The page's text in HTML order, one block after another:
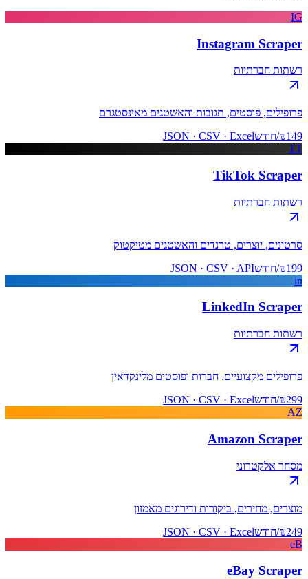
IG
Instagram Scraper
רשתות חברתיות
פרופילים, פוסטים, תגובות והאשטגים מאינסטגרם
₪149/חודש
JSON · CSV · Excel
TT
TikTok Scraper
רשתות חברתיות
סרטונים, יוצרים, טרנדים והאשטגים מטיקטוק
₪199/חודש
JSON · CSV · API
in
LinkedIn Scraper
רשתות חברתיות
פרופילים מקצועיים, חברות ופוסטים מלינקדאין
₪299/חודש
JSON · CSV · Excel
AZ
Amazon Scraper
מסחר אלקטרוני
מוצרים, מחירים, ביקורות ודירוגים מאמזון
₪249/חודש
JSON · CSV · Excel
eB
eBay Scraper